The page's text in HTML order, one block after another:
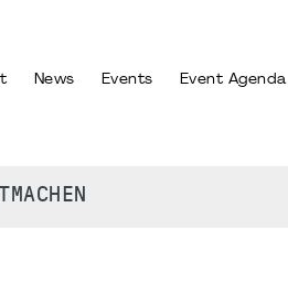
News Events Event Agenda